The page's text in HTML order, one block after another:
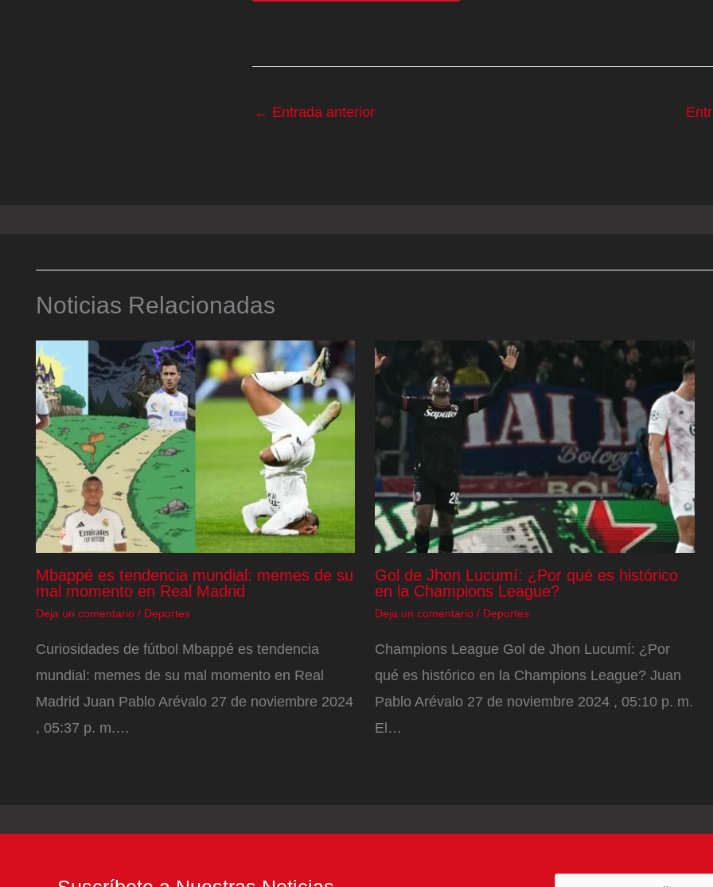
← Entrada anterior
Noticias Relacionadas
Mbappé es tendencia mundial: memes de su
mal momento en Real Madrid
Deja un comentario / Deportes
Curiosidades de fútbol Mbappé es tendencia
mundial: memes de su mal momento en Real
Madrid Juan Pablo Arévalo 27 de noviembre 2024
, 05:37 p. m.…
Gol de Jhon Lucumí: ¿Por qué es histórico
en la Champions League?
Deja un comentario / Deportes
Champions League Gol de Jhon Lucumí: ¿Por
qué es histórico en la Champions League? Juan
Pablo Arévalo 27 de noviembre 2024 , 05:10 p. m.
El…